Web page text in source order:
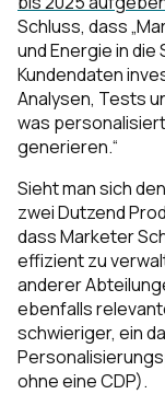
Schluss, dass
und Energie in die
Kundendaten
Analysen, Tests
was
generieren.“
Sieht man sich
zwei Dutzend
dass Marketer
effizient zu
anderer
ebenfalls
schwieriger, ein
ohne eine CDP).